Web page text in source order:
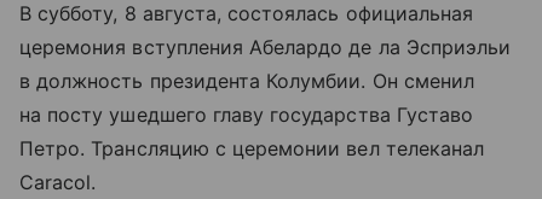
В субботу, 8 августа, состоялась официальная
церемония вступления Абелардо де ла Эсприэльи
в должность президента Колумбии. Он сменил
на посту ушедшего главу государства Густаво
Петро. Трансляцию с церемонии вел телеканал
Caracol.